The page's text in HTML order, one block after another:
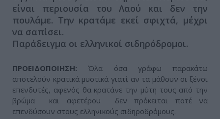
είναι περιουσία του Λαού και δεν την
πουλάμε. Την κρατάμε εκεί σφιχτά, μέχρι
να σαπίσει.
Παράδειγμα οι ελληνικοί σιδηρόδρομοι.
ΠΡΟΕΙΔΟΠΟΙΗΣΗ: Όλα όσα γράφω παρακάτω
αποτελούν κρατικά μυστικά γιατί αν τα μάθουν οι ξένοι
επενδυτές, αφενός θα κρατάνε την μύτη τους από την
βρώμα και αφετέρου δεν πρόκειται ποτέ να
επενδύσουν στους ελληνικούς σιδηροδρόμους.